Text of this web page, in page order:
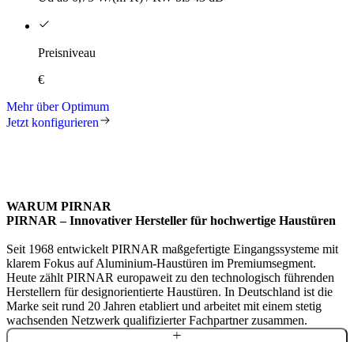
Preisniveau
€
Mehr über Optimum
Jetzt konfigurieren
WARUM PIRNAR
PIRNAR – Innovativer Hersteller für hochwertige Haustüren
Seit 1968 entwickelt PIRNAR maßgefertigte Eingangssysteme mit
klarem Fokus auf Aluminium-Haustüren im Premiumsegment.
Heute zählt PIRNAR europaweit zu den technologisch führenden
Herstellern für designorientierte Haustüren. In Deutschland ist die
Marke seit rund 20 Jahren etabliert und arbeitet mit einem stetig
wachsenden Netzwerk qualifizierter Fachpartner zusammen.